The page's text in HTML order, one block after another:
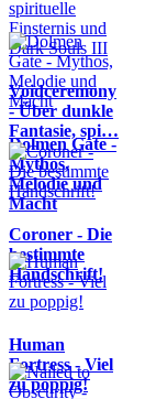
Voidceremony
- Über dunkle
Fantasie, spi…
Dolmen Gate -
Mythos,
Melodie und
Macht
Coroner - Die
bestimmte
Handschrift!
Human
Fortress - Viel
zu poppig!